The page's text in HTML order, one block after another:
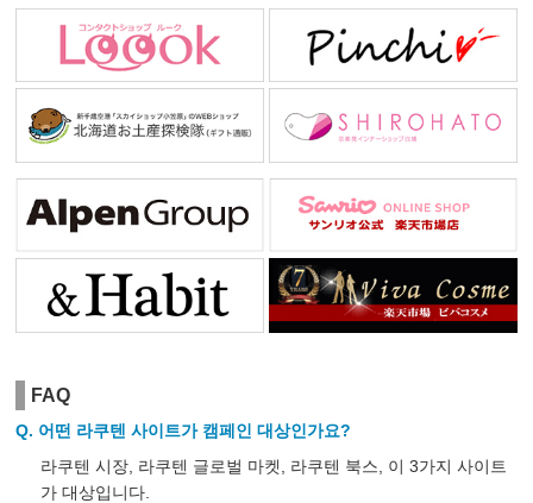
FAQ
어떤 라쿠텐 사이트가 캠페인 대상인가요?
라쿠텐 시장, 라쿠텐 글로벌 마켓, 라쿠텐 북스, 이 3가지 사이트
가 대상입니다.